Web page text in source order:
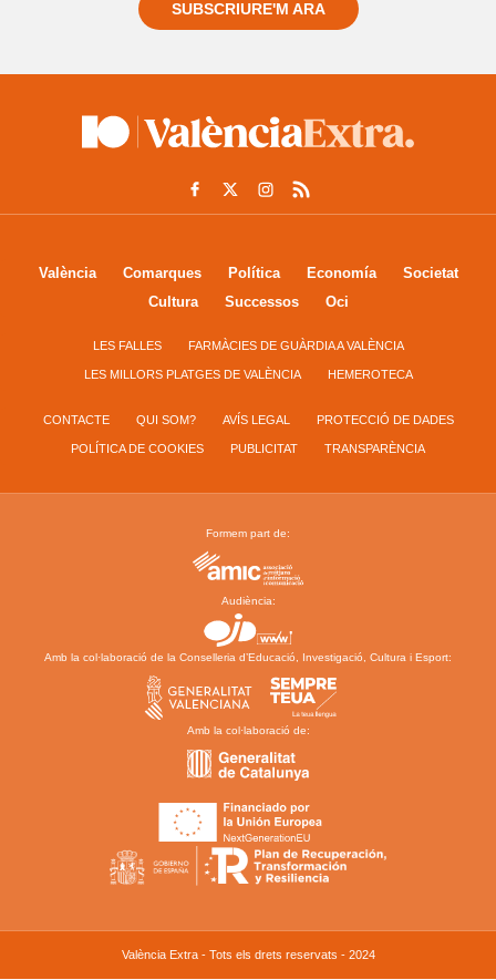
SUBSCRIURE'M ARA
València Comarques Política Economía
Societat
Cultura
Successos Oci
LES FALLES FARMÀCIES DE GUÀRDIA A VALÈNCIA
LES MILLORS PLATGES DE VALÈNCIA HEMEROTECA
CONTACTE QUI SOM? AVÍS LEGAL PROTECCIÓ DE DADES
POLÍTICA DE COOKIES PUBLICITAT TRANSPARÈNCIA
Formem part de:
Audiència:
Amb la col·laboració de la Conselleria d’Educació, Investigació, Cultura i Esport:
Amb la col·laboració de:
València Extra - Tots els drets reservats - 2024